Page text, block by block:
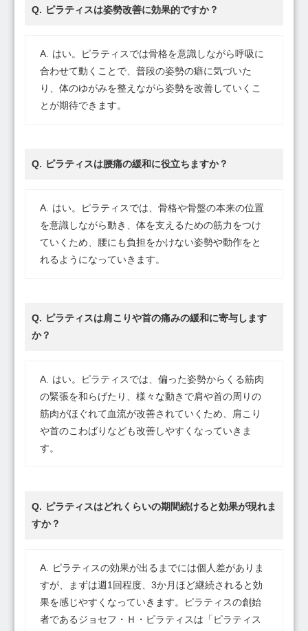
ピラティスは姿勢改善に効果的ですか？
はい。ピラティスでは骨格を意識しながら呼吸に
合わせて動くことで、普段の姿勢の癖に気づいた
り、体のゆがみを整えながら姿勢を改善していくこ
とが期待できます。
ピラティスは腰痛の緩和に役立ちますか？
はい。ピラティスでは、骨格や骨盤の本来の位置
を意識しながら動き、体を支えるための筋力をつけ
ていくため、腰にも負担をかけない姿勢や動作をと
れるようになっていきます。
ピラティスは肩こりや首の痛みの緩和に寄与します
か？
はい。ピラティスでは、偏った姿勢からくる筋肉
の緊張を和らげたり、様々な動きで肩や首の周りの
筋肉がほぐれて血流が改善されていくため、肩こり
や首のこわばりなども改善しやすくなっていきま
す。
ピラティスはどれくらいの期間続けると効果が現れま
すか？
ピラティスの効果が出るまでには個人差がありま
すが、まずは週1回程度、3か月ほど継続されると効
果を感じやすくなっていきます。ピラティスの創始
者であるジョセフ・Ｈ・ピラティスは「ピラティス